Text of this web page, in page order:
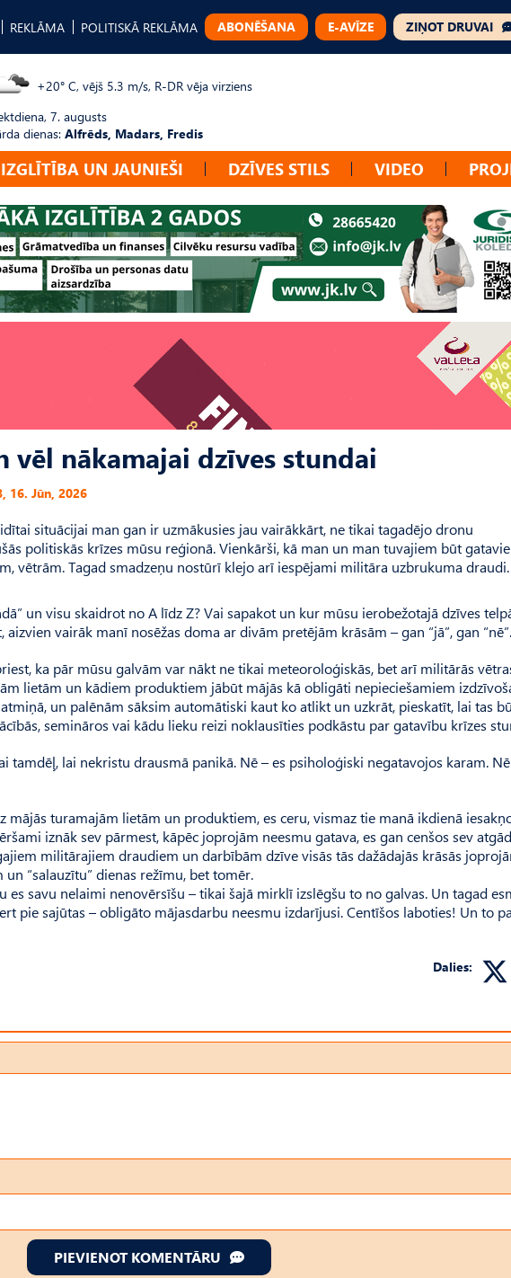
REKLĀMA POLITISKĀ REKLĀMA ABONĒŠANA E-AVĪZE ZIŅOT DRUVAI
+20° C, vējš 5.3 m/s, R-DR vēja virziens
7. augusts
dienas: Alfrēds, Madars, Fredis
IZGLĪTĪBA UN JAUNIEŠI DZĪVES STILS VIDEO
vēl nākamajai dzīves stundai
16. Jūn, 2026
situācijai man gan ir uzmākusies jau vairākkārt, ne tikai tagadējo dronu
politiskās krīzes mūsu reģionā. Vienkārši, kā man un man tuvajiem būt
vētrām. Tagad smadzeņu nostūrī klejo arī iespējami militāra uzbrukuma draudi.
un visu skaidrot no A līdz Z? Vai sapakot un kur mūsu ierobežotajā dzīves
vairāk manī nosēžas doma ar divām pretējām krāsām – gan “jā”, gan “nē”.
ka pār mūsu galvām var nākt ne tikai meteoroloģiskās, bet arī militārās
lietām un kādiem produktiem jābūt mājās kā obligāti nepieciešamiem
un palēnām sāksim automātiski kaut ko atlikt un uzkrāt, pieskatīt, lai tas
semināros vai kādu lieku reizi noklausīties podkāstu par gatavību krīzes
tamdēļ, lai nekristu drausmā panikā. Nē – es psiholoģiski negatavojos karam.
mājās turamajām lietām un produktiem, es ceru, vismaz tie manā ikdienā
iznāk sev pārmest, kāpēc joprojām neesmu gatava, es gan cenšos sev
militārajiem draudiem un darbībām dzīve visās tās dažādajās krāsās
“salauzītu” dienas režīmu, bet tomēr.
es savu nelaimi nenovērsīšu – tikai šajā mirklī izslēgšu to no galvas. Un tagad
pie sajūtas – obligāto mājasdarbu neesmu izdarījusi. Centīšos laboties! Un to
Dalies:
PIEVIENOT KOMENTĀRU